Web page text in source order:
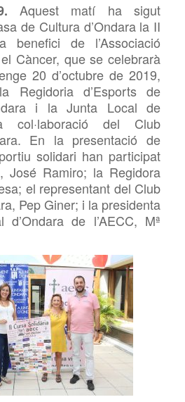
. Aquestmatí ha sigut
de Cultura d’Ondara la II
benefici de l’Associació
Càncer, que se celebrarà
20 d’octubre de 2019,
Regidoria d’Esports de
i la Junta Local de
col·laboració del Club
En la presentació de
solidari han participat
José Ramiro; la Regidora
el representant del Club
Pep Giner; i la presidenta
de l’AECC, Mª